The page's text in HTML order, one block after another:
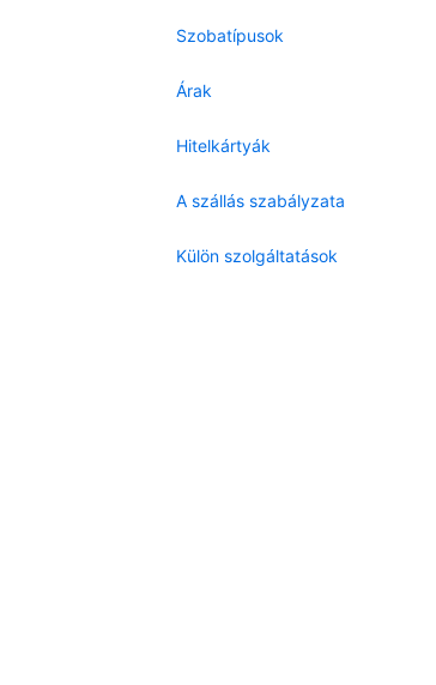
Szobatípusok
Árak
Hitelkártyák
A szállás szabályzata
Külön szolgáltatások